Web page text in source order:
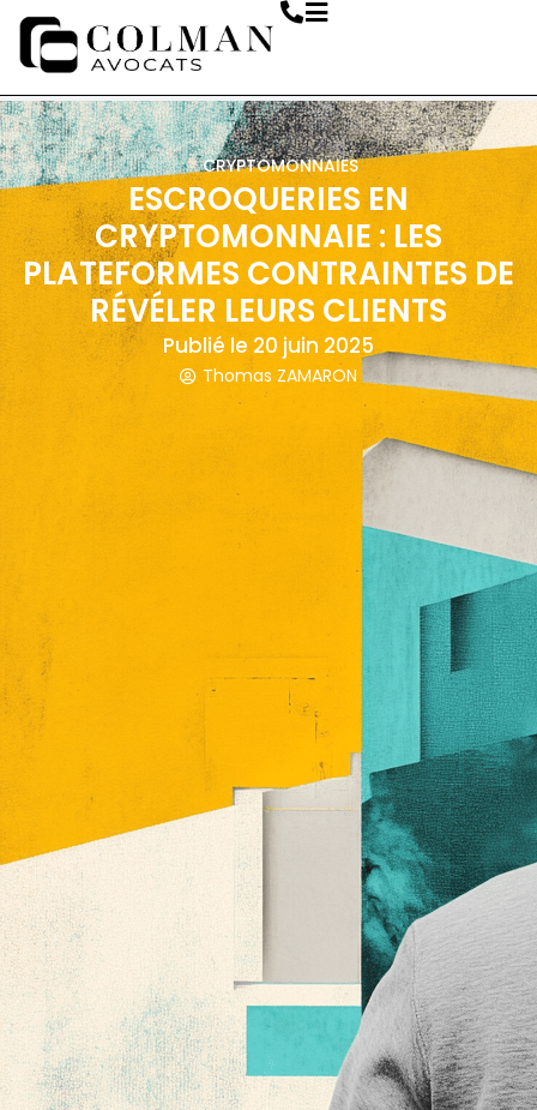
CRYPTOMONNAIES
ESCROQUERIES EN
CRYPTOMONNAIE : LES
PLATEFORMES CONTRAINTES DE
RÉVÉLER LEURS CLIENTS
Publié le 20 juin 2025
Thomas ZAMARON